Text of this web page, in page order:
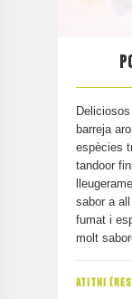
barreja
espècies
tandoor
sabor a
fumat i
molt
ATITHI